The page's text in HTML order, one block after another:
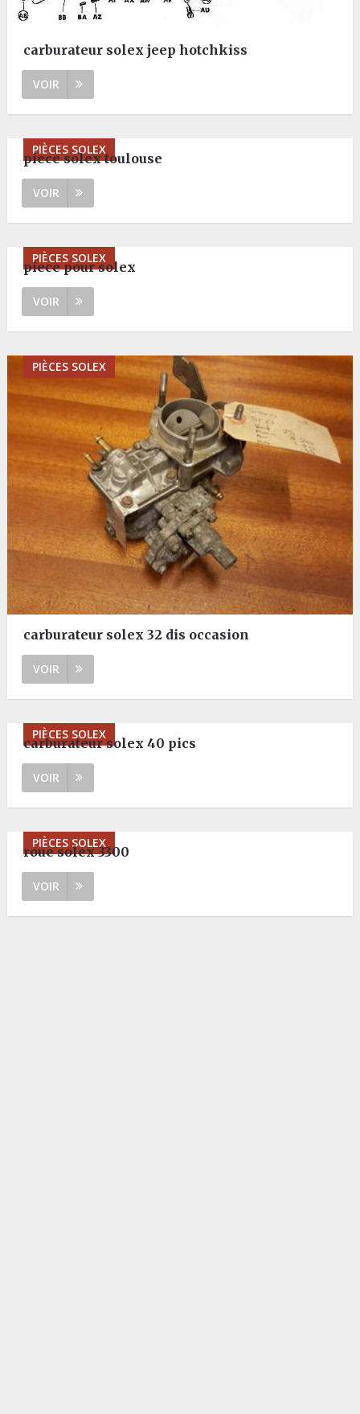
carburateur solex jeep hotchkiss
VOIR
PIÈCES SOLEX
piece solex toulouse
VOIR
PIÈCES SOLEX
piece pour solex
VOIR
PIÈCES SOLEX
carburateur solex 32 dis occasion
VOIR
PIÈCES SOLEX
carburateur solex 40 pics
VOIR
PIÈCES SOLEX
roue solex 3300
VOIR